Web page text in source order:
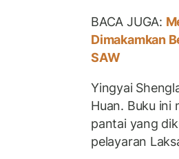
BACA JUGA:
Dimakamkan
SAW
Yingyai
Huan. Buku ini
pantai yang
pelayaran